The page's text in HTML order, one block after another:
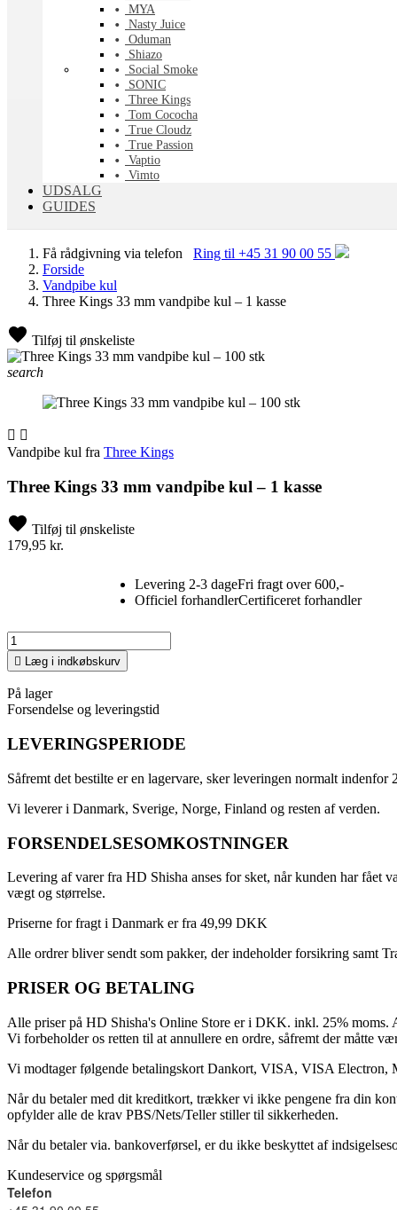
MYA
Nasty Juice
Oduman
Shiazo
Social Smoke
SONIC
Three Kings
Tom Cococha
True Cloudz
True Passion
Vaptio
Vimto
UDSALG
GUIDES
Få rådgivning via telefon
Ring til +45 31 90 00 55
Forside
Vandpibe kul
Three Kings 33 mm vandpibe kul – 1 kasse
Tilføj til ønskeliste
search
 
Vandpibe kul fra Three Kings
Three Kings 33 mm vandpibe kul – 1 kasse
Tilføj til ønskeliste
179,95 kr.
Levering 2-3 dageFri fragt over 600,-
Officiel forhandlerCertificeret forhandler
 Læg i indkøbskurv
På lager
Forsendelse og leveringstid
LEVERINGSPERIODE
Såfremt det bestilte er en lagervare, sker leveringen normalt indenfor
Vi leverer i Danmark, Sverige, Norge, Finland og resten af verden.
FORSENDELSESOMKOSTNINGER
Levering af varer fra HD Shisha anses for sket, når kunden har fået
vægt og størrelse.
Priserne for fragt i Danmark er fra 49,99 DKK
Alle ordrer bliver sendt som pakker, der indeholder forsikring samt
PRISER OG BETALING
Alle priser på HD Shisha's Online Store er i DKK. inkl. 25% moms.
Vi forbeholder os retten til at annullere en ordre, såfremt der måtte
Vi modtager følgende betalingskort Dankort, VISA, VISA Electron,
Når du betaler med dit kreditkort, trækker vi ikke pengene fra din
opfylder alle de krav PBS/Nets/Teller stiller til sikkerheden.
Når du betaler via. bankoverførsel, er du ikke beskyttet af
Kundeservice og spørgsmål
Telefon